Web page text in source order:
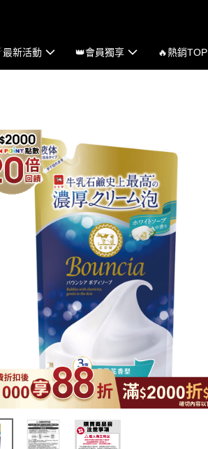
新活動 👑會員獨享 🔥熱銷TOP